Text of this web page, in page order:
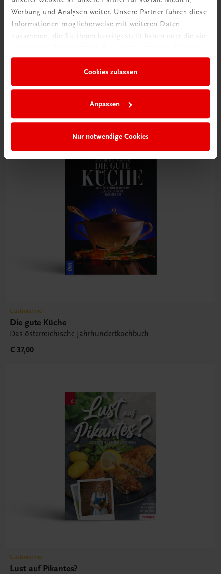
Werbung und Analysen weiter. Unsere Partner führen diese
Informationen möglicherweise mit weiteren Daten
zusammen, die Sie ihnen bereitgestellt haben oder die sie
Cookies zulassen
Anpassen
Nur notwendige Cookies
Die Plachutta Kochschule
Mehr als 45 Jahren Profikocherfahrung
Gastronomie
Die gute Küche
Das österreichische Jahrhundertkochbuch
€ 37,00
Gastronomie
Lust auf Pikantes?